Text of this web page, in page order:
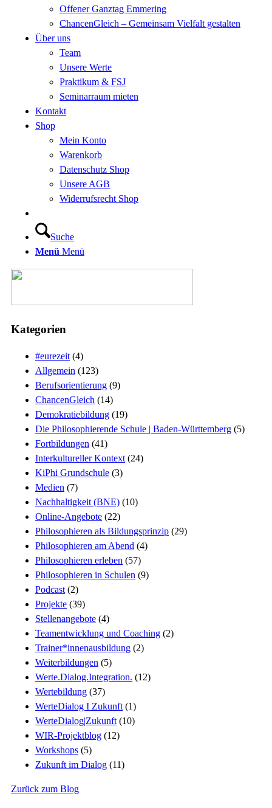
Offener Ganztag Emmering
ChancenGleich – Gemeinsam Vielfalt gestalten
Über uns
Team
Unsere Werte
Praktikum & FSJ
Seminarraum mieten
Kontakt
Shop
Mein Konto
Warenkorb
Datenschutz Shop
Unsere AGB
Widerrufsrecht Shop
Suche
Menü Menü
Kategorien
#eurezeit(4)
Allgemein (123)
Berufsorientierung (9)
ChancenGleich (14)
Demokratiebildung (19)
Die Philosophierende Schule | Baden-Württemberg (5)
Fortbildungen (41)
Interkultureller Kontext(24)
KiPhi Grundschule (3)
Medien (7)
Nachhaltigkeit (BNE) (10)
Online-Angebote (22)
Philosophieren als Bildungsprinzip (29)
Philosophieren am Abend (4)
Philosophieren erleben (57)
Philosophieren in Schulen (9)
Podcast(2)
Projekte (39)
Stellenangebote (4)
Teamentwicklung und Coaching (2)
Trainer*innenausbildung (2)
Weiterbildungen (5)
Werte.Dialog.Integration. (12)
Wertebildung (37)
WerteDialog I Zukunft(1)
WerteDialog|Zukunft(10)
WIR-Projektblog (12)
Workshops (5)
Zukunft im Dialog (11)
Zurück zum Blog